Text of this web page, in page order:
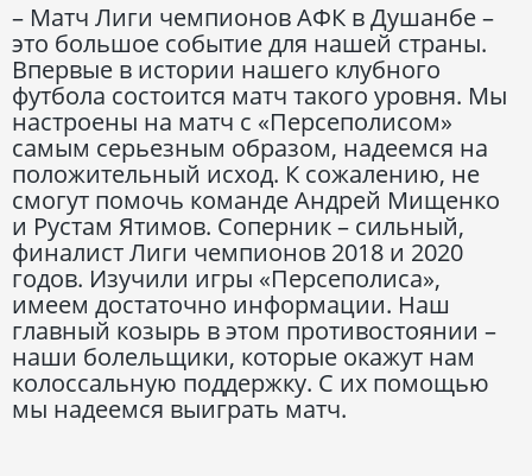
– Матч Лиги чемпионов АФК в Душанбе –
это большое событие для нашей страны.
Впервые в истории нашего клубного
футбола состоится матч такого уровня. Мы
настроены на матч с «Персеполисом»
самым серьезным образом, надеемся на
положительный исход. К сожалению, не
смогут помочь команде Андрей Мищенко
и Рустам Ятимов. Соперник – сильный,
финалист Лиги чемпионов 2018 и 2020
годов. Изучили игры «Персеполиса»,
имеем достаточно информации. Наш
главный козырь в этом противостоянии –
наши болельщики, которые окажут нам
колоссальную поддержку. С их помощью
мы надеемся выиграть матч.